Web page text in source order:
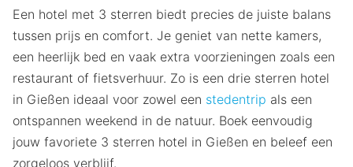
Een hotel met 3 sterren biedt precies de juiste balans
tussen prijs en comfort. Je geniet van nette kamers,
een heerlijk bed en vaak extra voorzieningen zoals een
restaurant of fietsverhuur. Zo is een drie sterren hotel
in Gießen ideaal voor zowel een stedentrip als een
ontspannen weekend in de natuur. Boek eenvoudig
jouw favoriete 3 sterren hotel in Gießen en beleef een
zorgeloos verblijf.